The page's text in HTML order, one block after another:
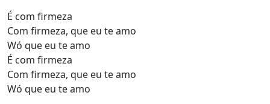
É com firmeza
Com firmeza, que eu te amo
Wó que eu te amo
É com firmeza
Com firmeza, que eu te amo
Wó que eu te amo